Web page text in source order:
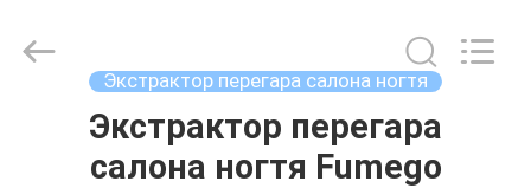
Rights
Reserved.
Экстрактор перегара салона ногтя
Экстрактор перегара
салона ногтя Fumego